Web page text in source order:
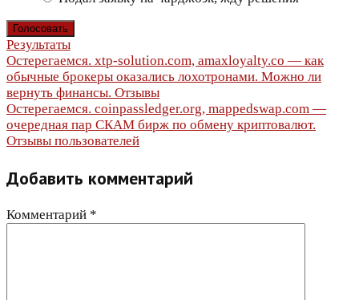
Результаты
Навигация
по
записям
Остерегаемся. xtp-solution.com, amaxloyalty.co — как
обычные брокеры оказались лохотронами. Можно ли
вернуть финансы. Отзывы
Остерегаемся. coinpassledger.org, mappedswap.com —
очередная пар СКАМ бирж по обмену криптовалют.
Отзывы пользователей
Добавить комментарий
Комментарий *